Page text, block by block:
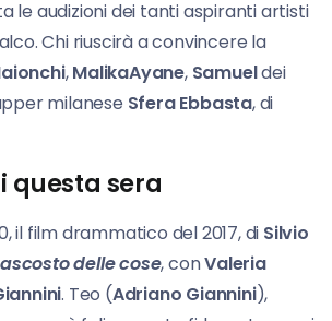
le audizioni dei tanti aspiranti artisti
Chi riuscirà a convincere la
,MalikaAyane, Samueldei
milanese Sfera Ebbasta, di
questa sera
il film drammatico del 2017, di Silvio
delle cose, conValeria
. Teo (Adriano Giannini),